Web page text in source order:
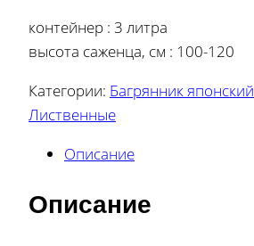
контейнер : 3 литра
высота саженца, см : 100-120
Категории: Багрянник японский
Лиственные
Описание
Описание